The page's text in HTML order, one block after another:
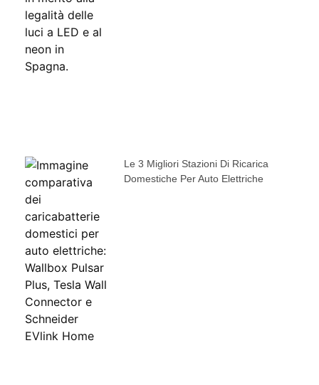
Le 3 Migliori Stazioni Di Ricarica
Domestiche Per Auto Elettriche